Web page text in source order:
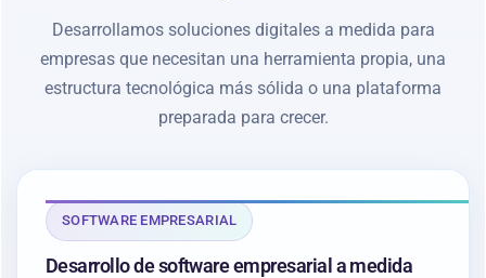
Desarrollamos soluciones digitales a medida para
empresas que necesitan una herramienta propia, una
estructura tecnológica más sólida o una plataforma
preparada para crecer.
SOFTWARE EMPRESARIAL
Desarrollo de software empresarial a medida